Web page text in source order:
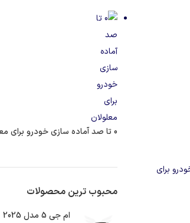
برای
0 تا صد آماده سازی خودرو برای معلولان
محبوب ترین محصولات
ام جی 5 مدل 2025